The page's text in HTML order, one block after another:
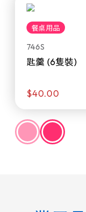
餐桌用品
746S
匙羹 (6隻裝)
$40.00